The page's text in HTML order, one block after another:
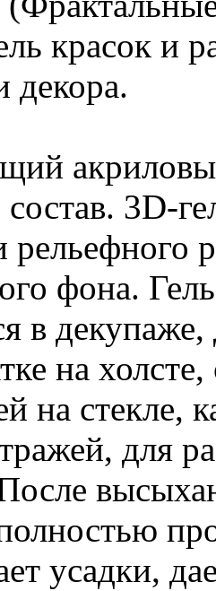
красок и
декора.
3D-
рельефного
фона.
в
на
на стекле,
для
усадки,